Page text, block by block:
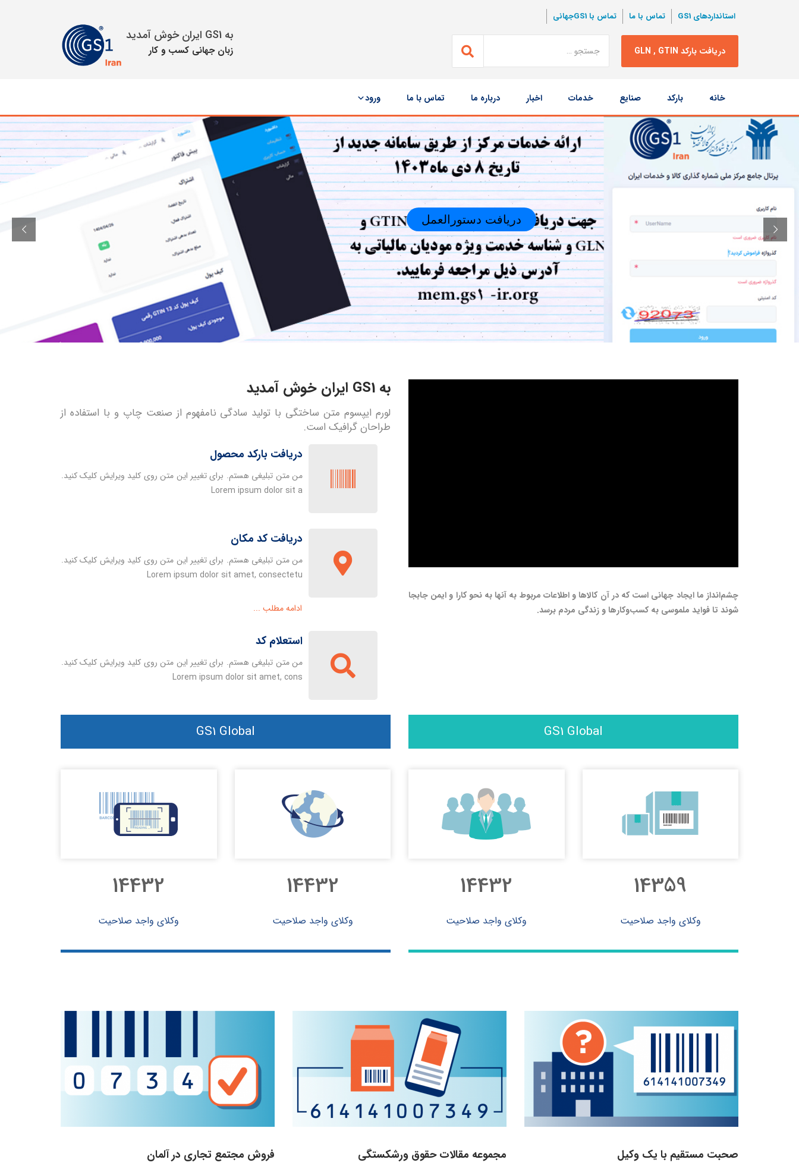
به GS1 ایران خوش آمدید
زبان جهانی كسب و كار
استانداردهای GS1 تماس با ما تماس با GS1جهانی
دریافت بارکد GLN , GTIN
نتبجه
جستجو
محتوا
خانه بارکد صنایع خدمات اخبار درباره ما تماس با ما ورود
دریافت دستورالعمل
به GS1 ایران خوش آمدید
لورم ایپسوم متن ساختگی با تولید سادگی نامفهوم از صنعت چاپ و با استفاده از
طراحان گرافیک است.
دریافت بارکد محصول
من متن تبلیغی هستم. برای تغییر این متن روی کلید ویرایش کلیک کنید.
Lorem ipsum dolor sit a
دریافت کد مکان
من متن تبلیغی هستم. برای تغییر این متن روی کلید ویرایش کلیک کنید.
Lorem ipsum dolor sit amet, consectetu
ادامه مطلب ...
استعلام کد
من متن تبلیغی هستم. برای تغییر این متن روی کلید ویرایش کلیک کنید.
Lorem ipsum dolor sit amet, cons
چشم‌انداز ما ایجاد جهانی است که در آن کالاها و اطلاعات مربوط به آنها به نحو کارا و ایمن جابجا
شوند تا فواید ملموسی به کسب‌وکارها و زندگی مردم برسد.
GS1 Global
14578
وکلای واجد صلاحیت
14578
وکلای واجد صلاحیت
۱۱
GS1 Global
14578
وکلای واجد صلاحیت
14578
وکلای واجد صلاحیت
۱
صحبت مستقیم با یک وکیل مجموعه مقالات حقوق ورشکستگی فروش مجتمع تجاری در آلمان